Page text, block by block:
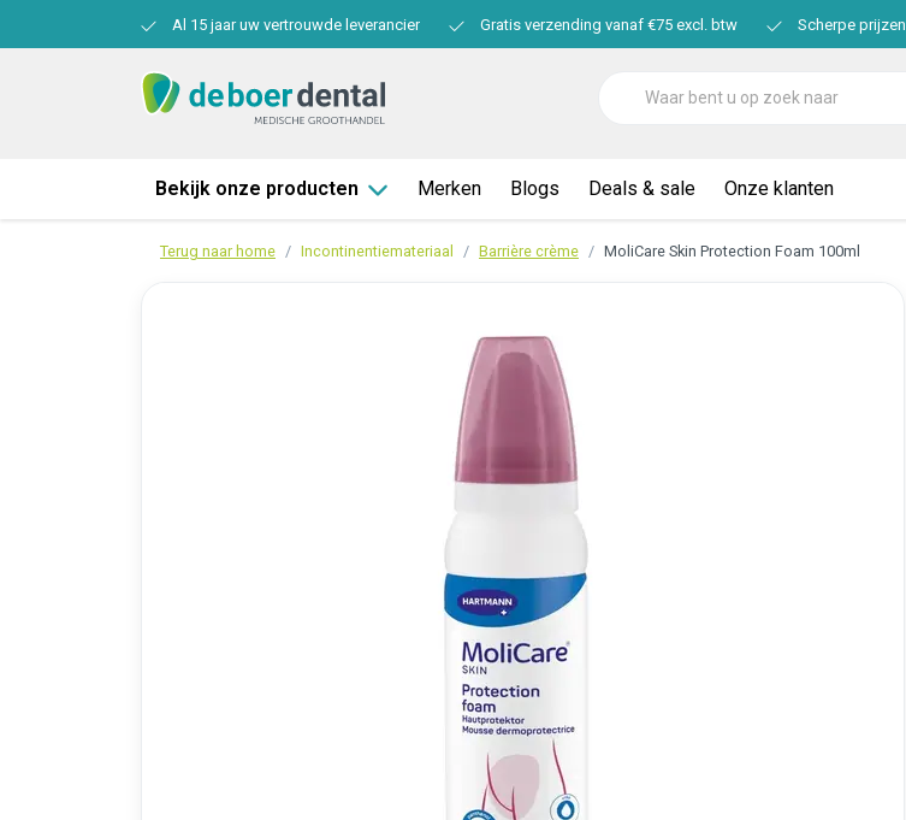
Al 15 jaar uw vertrouwde leverancier Gratis verzending vanaf €75 excl. btw Scherpe prijzen
Bekijk onze producten Merken Blogs Deals & sale Onze klanten
Terug naar home Incontinentiemateriaal Barrière crème MoliCare Skin Protection Foam 100ml